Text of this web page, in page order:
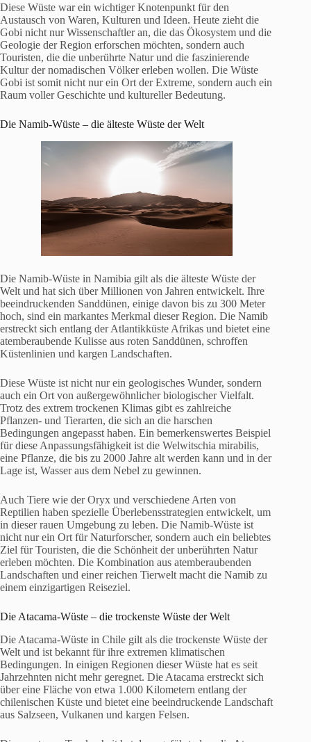
Diese Wüste war ein wichtiger Knotenpunkt für den
Austausch von Waren, Kulturen und Ideen. Heute zieht die
Gobi nicht nur Wissenschaftler an, die das Ökosystem und die
Geologie der Region erforschen möchten, sondern auch
Touristen, die die unberührte Natur und die faszinierende
Kultur der nomadischen Völker erleben wollen. Die Wüste
Gobi ist somit nicht nur ein Ort der Extreme, sondern auch ein
Raum voller Geschichte und kultureller Bedeutung.
Die Namib-Wüste – die älteste Wüste der Welt
Die Namib-Wüste in Namibia gilt als die älteste Wüste der
Welt und hat sich über Millionen von Jahren entwickelt. Ihre
beeindruckenden Sanddünen, einige davon bis zu 300 Meter
hoch, sind ein markantes Merkmal dieser Region. Die Namib
erstreckt sich entlang der Atlantikküste Afrikas und bietet eine
atemberaubende Kulisse aus roten Sanddünen, schroffen
Küstenlinien und kargen Landschaften.
Diese Wüste ist nicht nur ein geologisches Wunder, sondern
auch ein Ort von außergewöhnlicher biologischer Vielfalt.
Trotz des extrem trockenen Klimas gibt es zahlreiche
Pflanzen- und Tierarten, die sich an die harschen
Bedingungen angepasst haben. Ein bemerkenswertes Beispiel
für diese Anpassungsfähigkeit ist die Welwitschia mirabilis,
eine Pflanze, die bis zu 2000 Jahre alt werden kann und in der
Lage ist, Wasser aus dem Nebel zu gewinnen.
Auch Tiere wie der Oryx und verschiedene Arten von
Reptilien haben spezielle Überlebensstrategien entwickelt, um
in dieser rauen Umgebung zu leben. Die Namib-Wüste ist
nicht nur ein Ort für Naturforscher, sondern auch ein beliebtes
Ziel für Touristen, die die Schönheit der unberührten Natur
erleben möchten. Die Kombination aus atemberaubenden
Landschaften und einer reichen Tierwelt macht die Namib zu
einem einzigartigen Reiseziel.
Die Atacama-Wüste – die trockenste Wüste der Welt
Die Atacama-Wüste in Chile gilt als die trockenste Wüste der
Welt und ist bekannt für ihre extremen klimatischen
Bedingungen. In einigen Regionen dieser Wüste hat es seit
Jahrzehnten nicht mehr geregnet. Die Atacama erstreckt sich
über eine Fläche von etwa 1.000 Kilometern entlang der
chilenischen Küste und bietet eine beeindruckende Landschaft
aus Salzseen, Vulkanen und kargen Felsen.